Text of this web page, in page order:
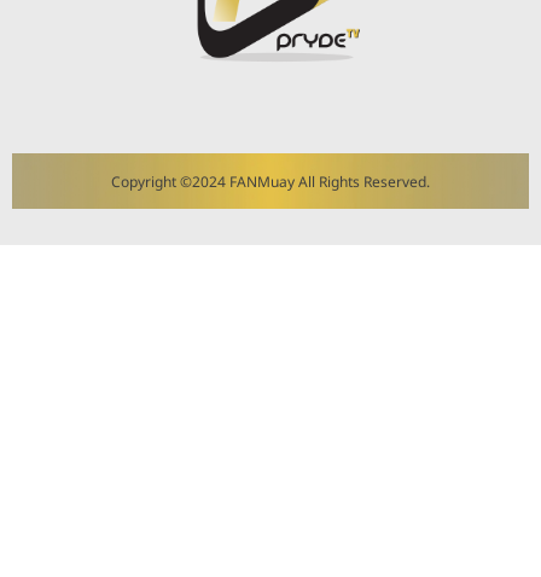
Copyright ©2024 FANMuay All Rights Reserved.